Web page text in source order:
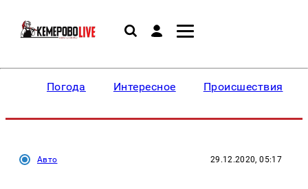
Погода Интересное Происшествия
Авто 29.12.2020, 05:17